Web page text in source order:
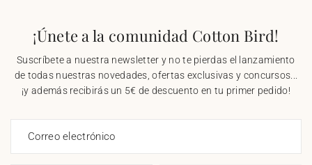
¡Únete a la comunidad Cotton Bird!
Suscríbete a nuestra newsletter y no te pierdas el lanzamiento
de todas nuestras novedades, ofertas exclusivas y concursos...
¡y además recibirás un 5€ de descuento en tu primer pedido!
Correo electrónico